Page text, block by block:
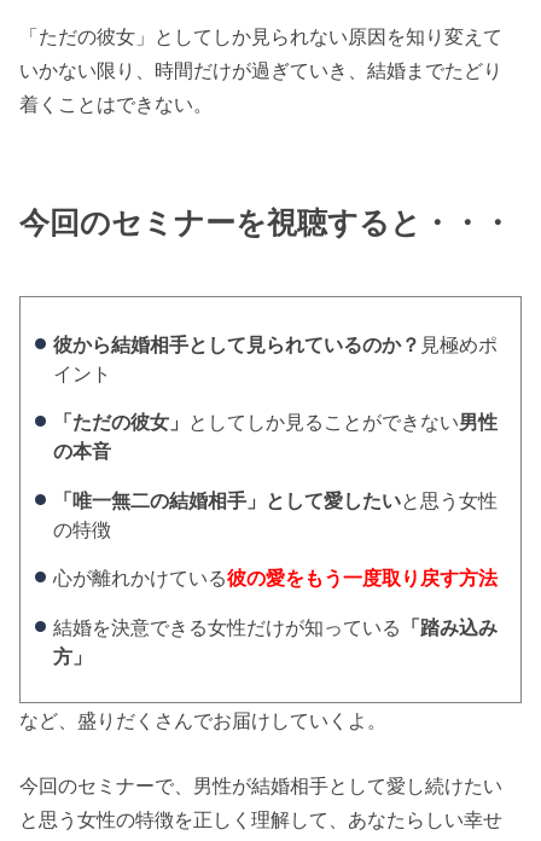
「ただの彼女」としてしか見られない原因を知り変えて
いかない限り、時間だけが過ぎていき、結婚までたどり
着くことはできない。
今回のセミナーを視聴すると・・・
彼から結婚相手として見られているのか？ 見極めポ
イント
「ただの彼女」 としてしか見ることができない男性
の本音
「唯一無二の結婚相手」として愛したいと思う女性
の特徴
心が離れかけている彼の愛をもう一度取り戻す方法
結婚を決意できる女性だけが知っている
「踏み込み
方」
など、盛りだくさんでお届けしていくよ。
今回のセミナーで、男性が結婚相手として愛し続けたい
と思う女性の特徴を正しく理解して、あなたらしい幸せ